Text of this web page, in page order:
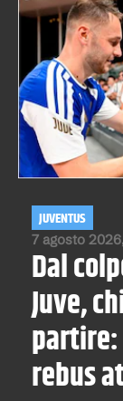
7 agosto
JUVENTUS
Dal
Juve,
rebus